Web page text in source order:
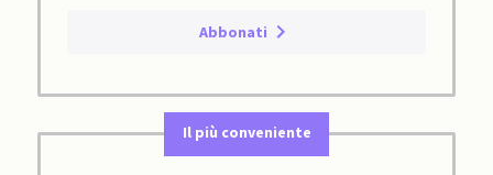
Abbonati
Il più conveniente